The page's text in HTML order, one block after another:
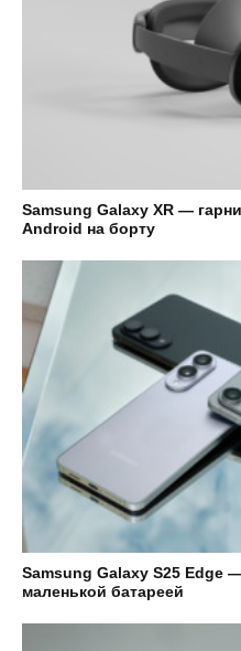
Samsung Galaxy XR —
Android на борту
Samsung Galaxy S25 Edge
маленькой батареей